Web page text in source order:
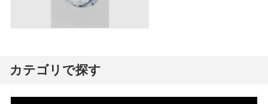
カテゴリで探す